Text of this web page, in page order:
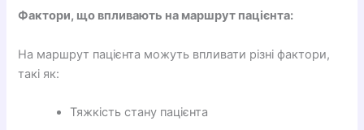
Фактори, що впливають на маршрут пацієнта:
На маршрут пацієнта можуть впливати різні фактори,
такі як:
Тяжкість стану пацієнта